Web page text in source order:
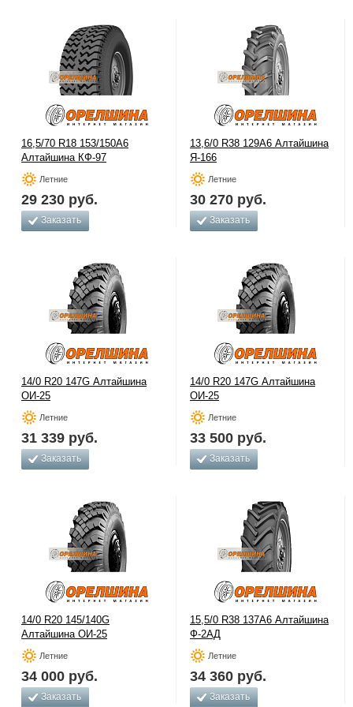
16,5/70 R18 153/150A6
Алтайшина КФ-97
Летние
29 230 руб.
Заказать
13,6/0 R38 129A6 Алтайшина
Я-166
Летние
30 270 руб.
Заказать
14/0 R20 147G Алтайшина
ОИ-25
Летние
31 339 руб.
Заказать
14/0 R20 147G Алтайшина
ОИ-25
Летние
33 500 руб.
Заказать
14/0 R20 145/140G
Алтайшина ОИ-25
Летние
34 000 руб.
Заказать
15,5/0 R38 137A6 Алтайшина
Ф-2АД
Летние
34 360 руб.
Заказать